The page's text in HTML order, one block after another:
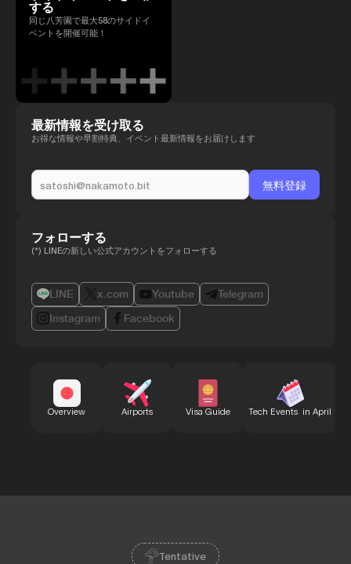
する
同じ八芳園で最大58のサイドイ
ベントを開催可能！
最新情報を受け取る
お得な情報や早割特典、イベント最新情報をお届けします
フォローする
(*) LINEの新しい公式アカウントをフォローする
LINE x.com Youtube
Telegram
Instagram
Facebook
Overview Airports Visa Guide Tech Events in April
Tentative